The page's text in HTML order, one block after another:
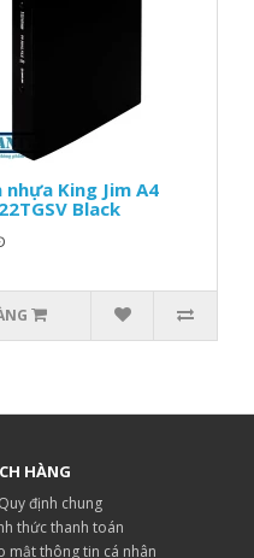
nhựa King Jim A4
Black
HÀNG
định chung
thức thanh toán
mật thông tin cá nhân